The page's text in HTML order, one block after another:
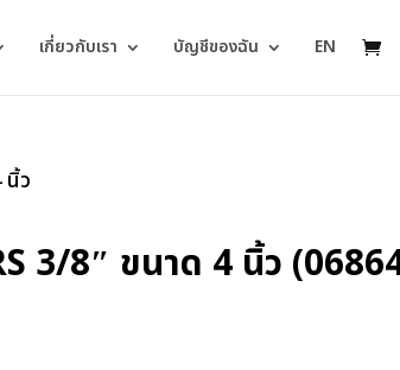
เกี่ยวกับเรา บัญชีของฉัน EN
นิ้ว
3/8″ ขนาด 4 นิ้ว